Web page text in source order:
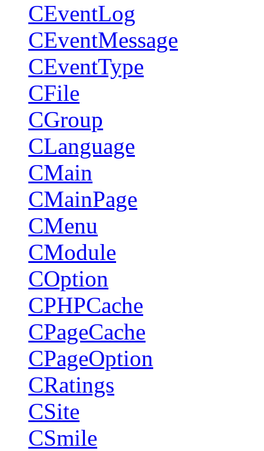
CEventLog
CEventMessage
CEventType
CFile
CGroup
CLanguage
CMain
CMainPage
CMenu
CModule
COption
CPHPCache
CPageCache
CPageOption
CRatings
CSite
CSmile